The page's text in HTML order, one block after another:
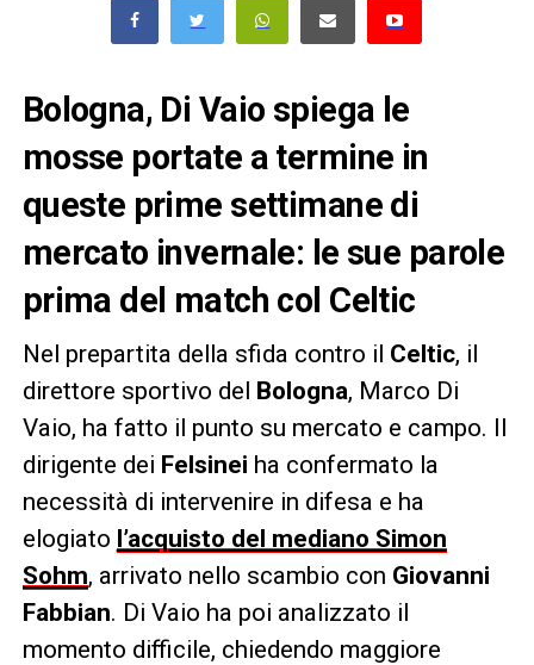
Bologna, Di Vaio spiega le
mosse portate a termine in
queste prime settimane di
mercato invernale: le sue parole
prima del match col Celtic
Nel prepartita della sfida contro il Celtic, il
direttore sportivo del Bologna, Marco Di
Vaio, ha fatto il punto su mercato e campo. Il
dirigente dei Felsinei ha confermato la
necessità di intervenire in difesa e ha
elogiato l’acquisto del mediano Simon
Sohm, arrivato nello scambio con Giovanni
Fabbian. Di Vaio ha poi analizzato il
momento difficile, chiedendo maggiore